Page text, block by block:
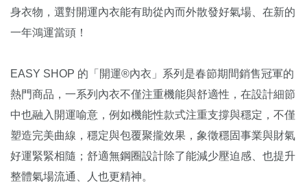
身衣物，選對開運內衣能有助從內而外散發好氣場、在新的
一年鴻運當頭！
EASY SHOP 的「開運®內衣」系列是春節期間銷售冠軍的
熱門商品，一系列內衣不僅注重機能與舒適性，在設計細節
中也融入開運喻意，例如機能性款式注重支撐與穩定，不僅
塑造完美曲線，穩定與包覆聚攏效果，象徵穩固事業與財氣
好運緊緊相隨；舒適無鋼圈設計除了能減少壓迫感、也提升
整體氣場流通、人也更精神。